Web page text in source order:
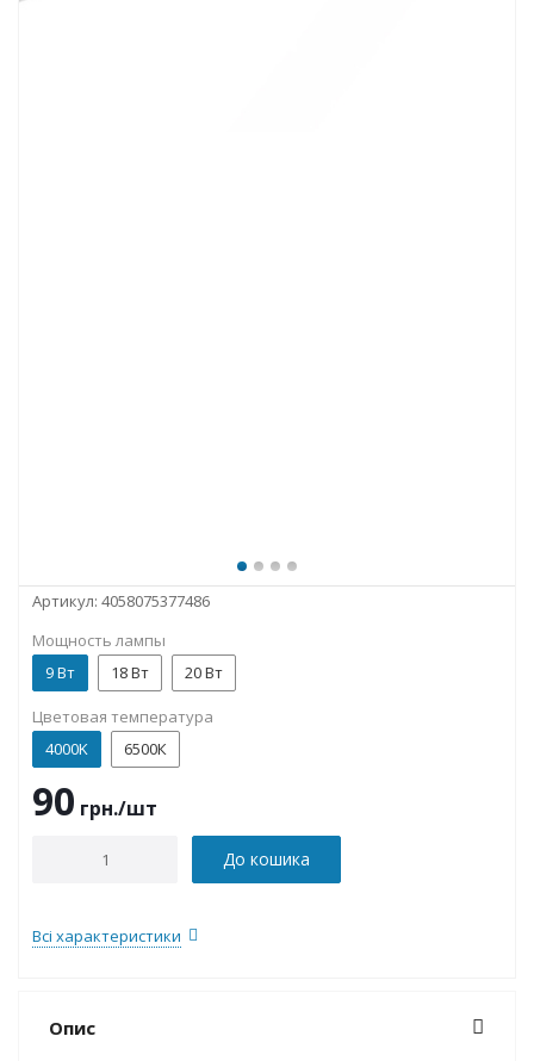
Артикул: 4058075377486
Мощность лампы
9 Вт
18 Вт 20 Вт
Цветовая температура
4000K
6500К
90 грн./шт
До кошика
Всі характеристики
Опис